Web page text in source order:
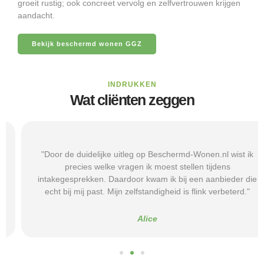
groeit rustig; ook concreet vervolg en zelfvertrouwen krijgen
aandacht.
Bekijk beschermd wonen GGZ
INDRUKKEN
Wat cliënten zeggen
"Door de duidelijke uitleg op Beschermd-Wonen.nl wist ik
precies welke vragen ik moest stellen tijdens
intakegesprekken. Daardoor kwam ik bij een aanbieder die
echt bij mij past. Mijn zelfstandigheid is flink verbeterd."
Alice